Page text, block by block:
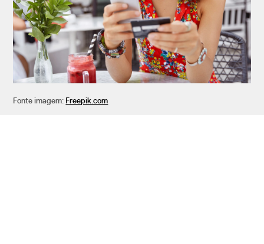
Fonte imagem: Freepik.com